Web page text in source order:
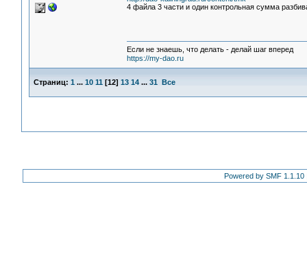
4 файла 3 части и один контрольная сумма
Если не знаешь, что делать - делай шаг вперед
https://my-dao.ru
Страниц: 1 ... 10 11 [12] 13 14 ... 31 Все
Powered by SMF 1.1.10